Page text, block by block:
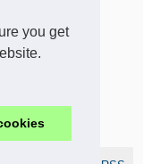
you get